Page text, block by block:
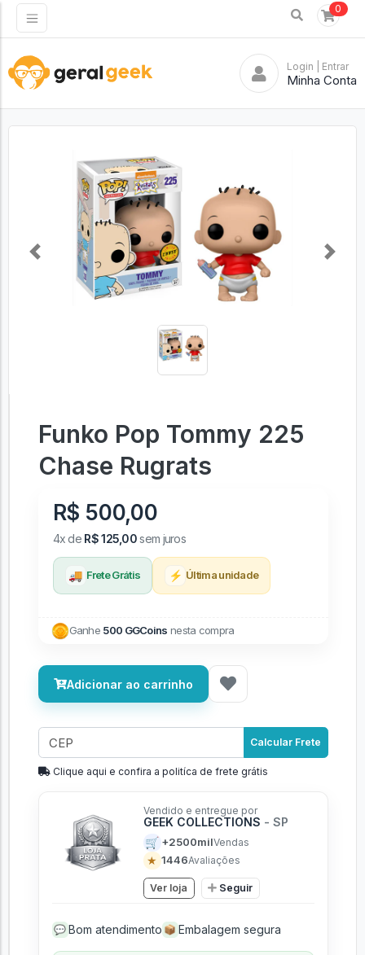
0
Login | Entrar
Minha Conta
Previous Next
Funko Pop Tommy 225
Chase Rugrats
R$ 500,00
4x de R$ 125,00sem juros
🚚 Frete Grátis ⚡ Última unidade
Ganhe 500 GGCoins nesta compra
Adicionar ao carrinho
Calcular Frete
Clique aqui e confira a politíca de frete grátis
Vendido e entregue por
GEEK COLLECTIONS - SP
🛒 +2500milVendas
★ 1446Avaliações
Ver loja Seguir
💬 Bom atendimento 📦 Embalagem segura